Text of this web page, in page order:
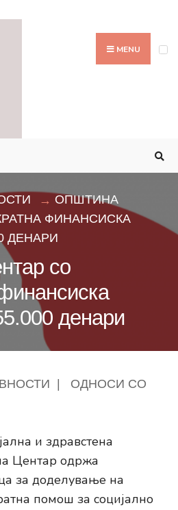
MENU
ОПШТИНА
ФИНАНСИСКА
ДЕНАРИ
со
денари
ОДНОСИ СО
и здравстена
Центар одржа
за доделување на
помош за социјално